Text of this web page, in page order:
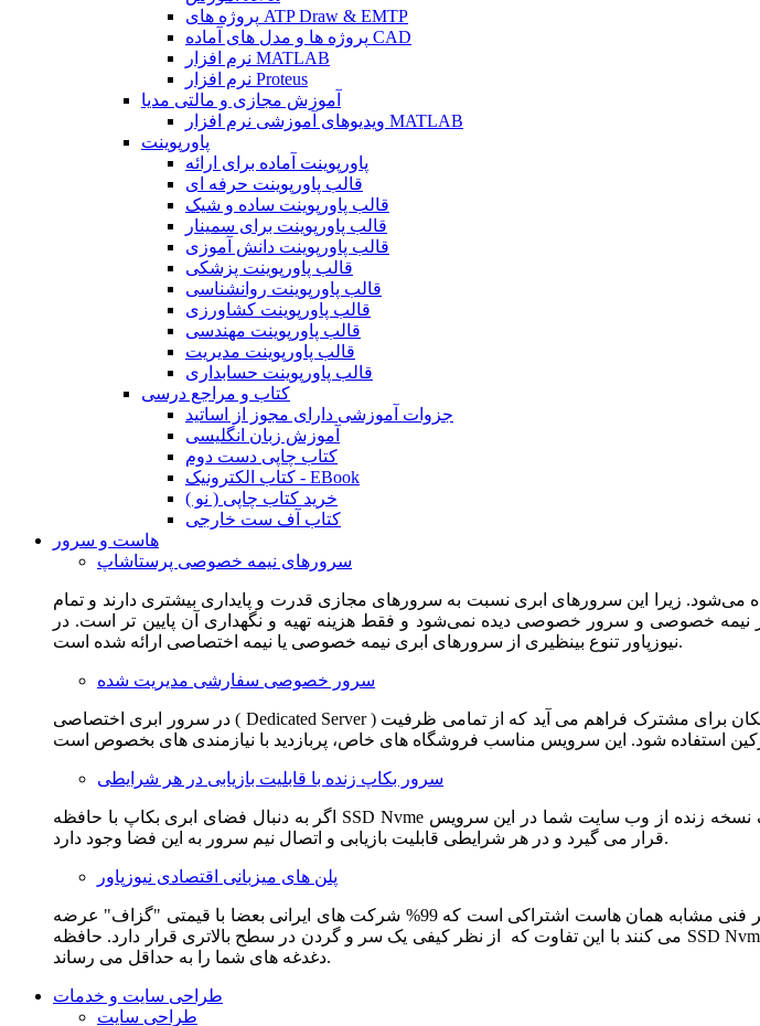
پروژه های ATP Draw & EMTP
پروژه ها و مدل های آماده CAD
نرم افزار MATLAB
نرم افزار Proteus
آموزش مجازی و مالتی مدیا
ویدیوهای آموزشی نرم افزار MATLAB
پاورپوینت
پاورپوینت آماده برای ارائه
قالب پاورپوینت حرفه ای
قالب پاورپوینت ساده و شیک
قالب پاورپوینت برای سمینار
قالب پاورپوینت دانش آموزی
قالب پاورپوینت پزشکی
قالب پاورپوینت روانشناسی
قالب پاورپوینت کشاورزی
قالب پاورپوینت مهندسی
قالب پاورپوینت مدیریت
قالب پاورپوینت حسابداری
کتاب و مراجع درسی
جزوات آموزشی دارای مجوز از اساتید
آموزش زبان انگلیسی
کتاب چاپی دست دوم
کتاب الکترونیک - EBook
خرید کتاب چاپی ( نو )
کتاب آف ست خارجی
هاست و سرور
سرورهای نیمه خصوصی پرستاشاپ
می‌شود. زیرا این سرورهای ابری نسبت به سرورهای مجازی قدرت و پایداری بیشتری دارند و تمام
نیمه خصوصی و سرور خصوصی دیده نمی‌شود و فقط هزینه تهیه و نگهداری آن پایین تر است. در
نیوزپاور تنوع بینظیری از سرورهای ابری نیمه خصوصی یا نیمه اختصاصی ارائه شده است.
سرور خصوصی سفارشی مدیریت شده
در سرور ابری اختصاصی ( Dedicated Server ) این امکان برای مشترک فراهم می آید که از تمامی ظرفیت CPU و RAM به همراه سایر امکانات سخت افزاری به طور کامل و بدون به اشتراک گذاشتن با
سرور بکاپ زنده با قابلیت بازیابی در هر شرایطی
اگر به دنبال فضای ابری بکاپ با حافظه SSD Nvme واقعی قدرتمند از شرکت هتزنر آلمان برای وب سایت خود هستید. این سرویس مناسب شماست. یک نسخه زنده از وب سایت شما در این سرویس
قرار می گیرد و در هر شرایطی قابلیت بازیابی و اتصال نیم سرور به این فضا وجود دارد.
پلن های میزبانی اقتصادی نیوزپاور
این سرویس مناسب فروشگاه ها و وب سایت های تازه تاسیس و کم بازدید است. این سرویس از نظر فنی مشابه همان هاست اشتراکی است که 99% شرکت های ایرانی بعضا با قیمتی "گزاف" عرضه
می کنند با این تفاوت که از نظر کیفی یک سر و گردن در سطح بالاتری قرار دارد. حافظه SSD Nvme، فضای کاملا ابری، امنیت و پایداری عالی همه چیز را برای ایجاد یک فروشگاه جدید فراهم می کند و
دغدغه های شما را به حداقل می رساند.
طراحی سایت و خدمات
طراحی سایت